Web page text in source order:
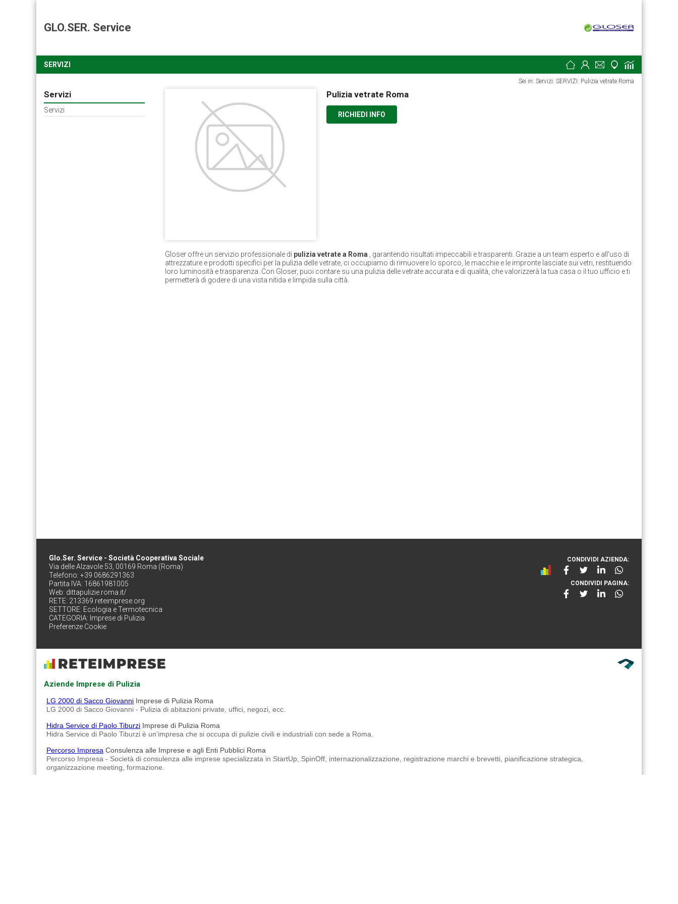
GLO.SER. Service
SERVIZI
Servizi
Servizi
Sei in: Servizi: SERVIZI: Pulizia vetrate Roma
Pulizia vetrate Roma
RICHIEDI INFO
Gloser offre un servizio professionale di pulizia vetrate a Roma
, garantendo risultati impeccabili e trasparenti. Grazie a un team esperto e all'uso di
attrezzature e prodotti specifici per la pulizia delle vetrate, ci occupiamo di rimuovere lo sporco, le macchie e le impronte lasciate sui vetri, restituendo
loro luminosità e trasparenza. Con Gloser, puoi contare su una pulizia delle vetrate accurata e di qualità, che valorizzerà la tua casa o il tuo ufficio e ti
permetterà di godere di una vista nitida e limpida sulla città.
Glo.Ser. Service - Società Cooperativa Sociale
Via delle Alzavole 53, 00169 Roma (Roma)
Telefono: +39 0686291363
Partita IVA: 16861981005
Web: dittapulizie.roma.it/
RETE: 213369.reteimprese.org
SETTORE: Ecologia e Termotecnica
CATEGORIA: Imprese di Pulizia
Preferenze Cookie
CONDIVIDI AZIENDA:
CONDIVIDI PAGINA:
Aziende Imprese di Pulizia
LG 2000 di Sacco Giovanni Imprese di Pulizia Roma
LG 2000 di Sacco Giovanni - Pulizia di abitazioni private, uffici, negozi, ecc.
Hidra Service di Paolo Tiburzi Imprese di Pulizia Roma
Hidra Service di Paolo Tiburzi è un'impresa che si occupa di pulizie civili e industriali con sede a Roma.
Percorso Impresa Consulenza alle Imprese e agli Enti Pubblici Roma
Percorso Impresa - Società di consulenza alle imprese specializzata in StartUp, SpinOff, internazionalizzazione, registrazione marchi e brevetti, pianificazione strategica,
organizzazione meeting, formazione.